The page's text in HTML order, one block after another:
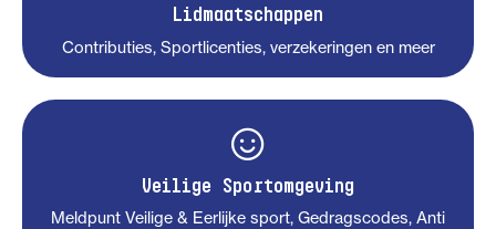
Lidmaatschappen
Contributies, Sportlicenties, verzekeringen en meer
Veilige Sportomgeving
Meldpunt Veilige & Eerlijke sport, Gedragscodes, Anti